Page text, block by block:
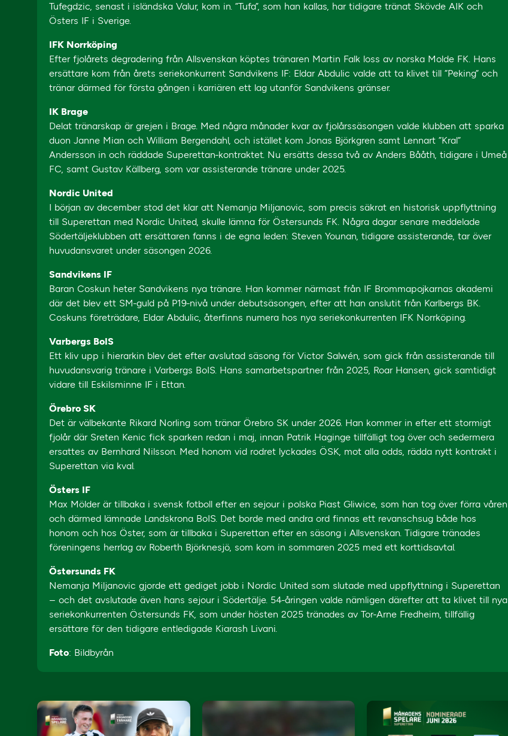
Tufegdzic, senast i isländska Valur, kom in. ”Tufa”, som han kallas, har tidigare tränat Skövde AIK och
Östers IF i Sverige.
IFK Norrköping
Efter fjolårets degradering från Allsvenskan köptes tränaren Martin Falk loss av norska Molde FK. Hans
ersättare kom från årets seriekonkurrent Sandvikens IF: Eldar Abdulic valde att ta klivet till ”Peking” och
tränar därmed för första gången i karriären ett lag utanför Sandvikens gränser.
IK Brage
Delat tränarskap är grejen i Brage. Med några månader kvar av fjolårssäsongen valde klubben att sparka
duon Janne Mian och William Bergendahl, och istället kom Jonas Björkgren samt Lennart ”Kral”
Andersson in och räddade Superettan-kontraktet. Nu ersätts dessa två av Anders Bååth, tidigare i Umeå
FC, samt Gustav Källberg, som var assisterande tränare under 2025.
Nordic United
I början av december stod det klar att Nemanja Miljanovic, som precis säkrat en historisk uppflyttning
till Superettan med Nordic United, skulle lämna för Östersunds FK. Några dagar senare meddelade
Södertäljeklubben att ersättaren fanns i de egna leden: Steven Younan, tidigare assisterande, tar över
huvudansvaret under säsongen 2026.
Sandvikens IF
Baran Coskun heter Sandvikens nya tränare. Han kommer närmast från IF Brommapojkarnas akademi
där det blev ett SM-guld på P19-nivå under debutsäsongen, efter att han anslutit från Karlbergs BK.
Coskuns företrädare, Eldar Abdulic, återfinns numera hos nya seriekonkurrenten IFK Norrköping.
Varbergs BoIS
Ett kliv upp i hierarkin blev det efter avslutad säsong för Victor Salwén, som gick från assisterande till
huvudansvarig tränare i Varbergs BoIS. Hans samarbetspartner från 2025, Roar Hansen, gick samtidigt
vidare till Eskilsminne IF i Ettan.
Örebro SK
Det är välbekante Rikard Norling som tränar Örebro SK under 2026. Han kommer in efter ett stormigt
fjolår där Sreten Kenic fick sparken redan i maj, innan Patrik Haginge tillfälligt tog över och sedermera
ersattes av Bernhard Nilsson. Med honom vid rodret lyckades ÖSK, mot alla odds, rädda nytt kontrakt i
Superettan via kval.
Östers IF
Max Mölder är tillbaka i svensk fotboll efter en sejour i polska Piast Gliwice, som han tog över förra våren
och därmed lämnade Landskrona BoIS. Det borde med andra ord finnas ett revanschsug både hos
honom och hos Öster, som är tillbaka i Superettan efter en säsong i Allsvenskan. Tidigare tränades
föreningens herrlag av Roberth Björknesjö, som kom in sommaren 2025 med ett korttidsavtal.
Östersunds FK
Nemanja Miljanovic gjorde ett gediget jobb i Nordic United som slutade med uppflyttning i Superettan
– och det avslutade även hans sejour i Södertälje. 54-åringen valde nämligen därefter att ta klivet till nya
seriekonkurrenten Östersunds FK, som under hösten 2025 tränades av Tor-Arne Fredheim, tillfällig
ersättare för den tidigare entledigade Kiarash Livani.
Foto: Bildbyrån